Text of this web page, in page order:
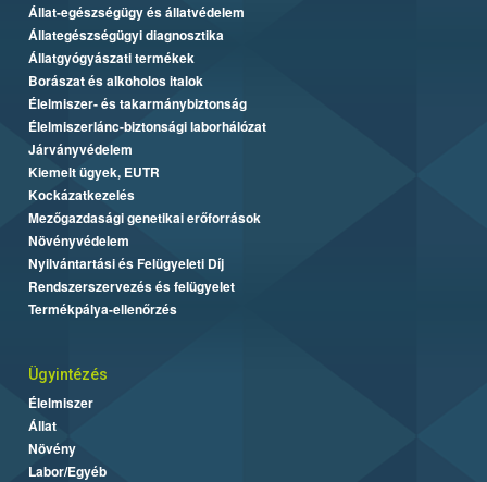
Állat-egészségügy és állatvédelem
Állategészségügyi diagnosztika
Állatgyógyászati termékek
Borászat és alkoholos italok
Élelmiszer- és takarmánybiztonság
Élelmiszerlánc-biztonsági laborhálózat
Járványvédelem
Kiemelt ügyek, EUTR
Kockázatkezelés
Mezőgazdasági genetikai erőforrások
Növényvédelem
Nyilvántartási és Felügyeleti Díj
Rendszerszervezés és felügyelet
Termékpálya-ellenőrzés
Ügyintézés
Élelmiszer
Állat
Növény
Labor/Egyéb